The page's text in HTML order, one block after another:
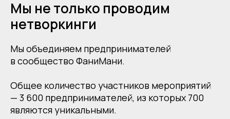
Мы не только проводим
нетворкинги
Мы объединяем предпринимателей
в сообщество ФаниМани.
Общее количество участников мероприятий
— 3 600 предпринимателей, из которых 700
являются уникальными.